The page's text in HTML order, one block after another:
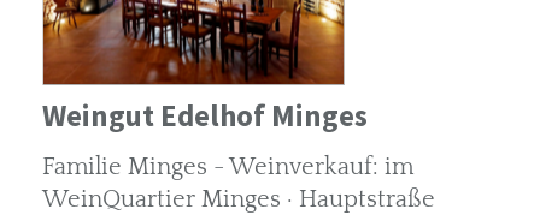
Weingut Edelhof Minges
Familie Minges - Weinverkauf: im
WeinQuartier Minges · Hauptstraße